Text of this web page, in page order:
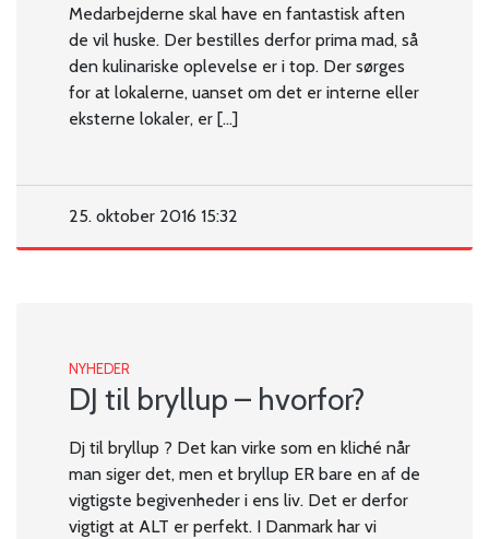
Medarbejderne skal have en fantastisk aften
de vil huske. Der bestilles derfor prima mad, så
den kulinariske oplevelse er i top. Der sørges
for at lokalerne, uanset om det er interne eller
eksterne lokaler, er […]
25. oktober 2016 15:32
NYHEDER
DJ til bryllup – hvorfor?
Dj til bryllup ? Det kan virke som en kliché når
man siger det, men et bryllup ER bare en af de
vigtigste begivenheder i ens liv. Det er derfor
vigtigt at ALT er perfekt. I Danmark har vi